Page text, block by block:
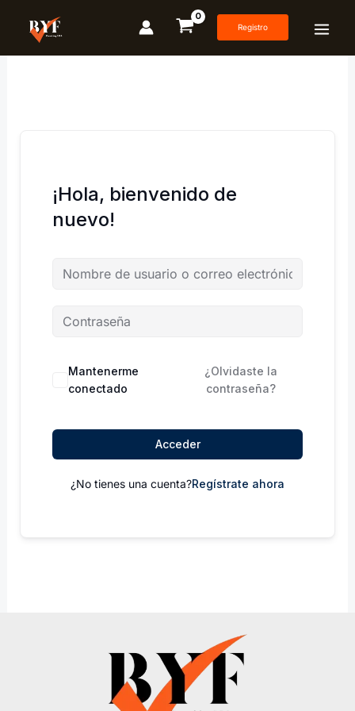
contenido
Registro
¡Hola, bienvenido de
nuevo!
Mantenerme
conectado
¿Olvidaste la
contraseña?
Acceder
¿No tienes una cuenta?Regístrate ahora